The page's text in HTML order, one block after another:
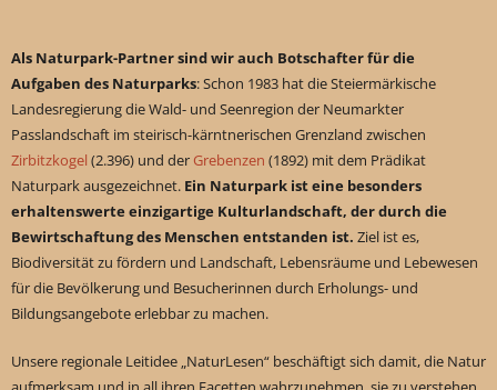
Als Naturpark-Partner sind wir auch Botschafter für die
Aufgaben des Naturparks: Schon 1983 hat die Steiermärkische
Landesregierung die Wald- und Seenregion der Neumarkter
Passlandschaft im steirisch-kärntnerischen Grenzland zwischen
Zirbitzkogel (2.396) und der Grebenzen (1892) mit dem Prädikat
Naturpark ausgezeichnet. Ein Naturpark ist eine besonders
erhaltenswerte einzigartige Kulturlandschaft, der durch die
Bewirtschaftung des Menschen entstanden ist. Ziel ist es,
Biodiversität zu fördern und Landschaft, Lebensräume und Lebewesen
für die Bevölkerung und Besucherinnen durch Erholungs- und
Bildungsangebote erlebbar zu machen.
Unsere regionale Leitidee „NaturLesen“ beschäftigt sich damit, die Natur